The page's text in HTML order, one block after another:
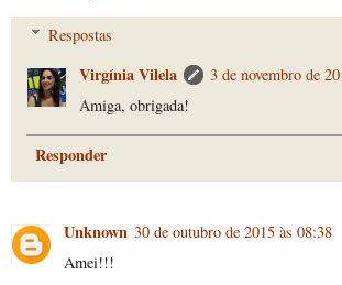
Respostas
Virgínia Vilela
3 de novembro de
Amiga, obrigada!
Responder
Unknown 30 de outubro de 2015 às 08:38
Amei!!!